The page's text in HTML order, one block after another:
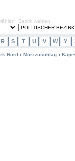
Bezirk wählen
R S T U V W Y
Nord Mürzzuschlag